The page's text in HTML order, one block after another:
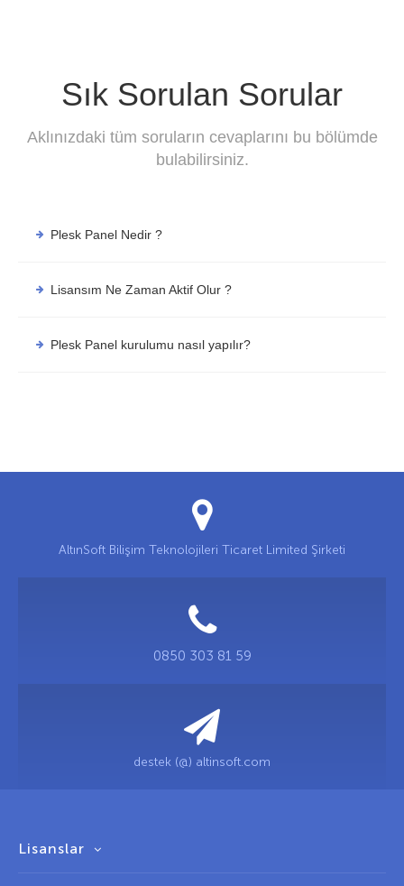
Sık Sorulan Sorular
Aklınızdaki tüm soruların cevaplarını bu bölümde
bulabilirsiniz.
Plesk Panel Nedir ?
Lisansım Ne Zaman Aktif Olur ?
Plesk Panel kurulumu nasıl yapılır?
AltınSoft Bilişim Teknolojileri Ticaret Limited Şirketi
0850 303 81 59
destek (@) altinsoft.com
Lisanslar